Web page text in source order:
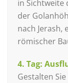
in Sichtweite
der
nach Jerash,
römischer
4. Tag:
Gestalten